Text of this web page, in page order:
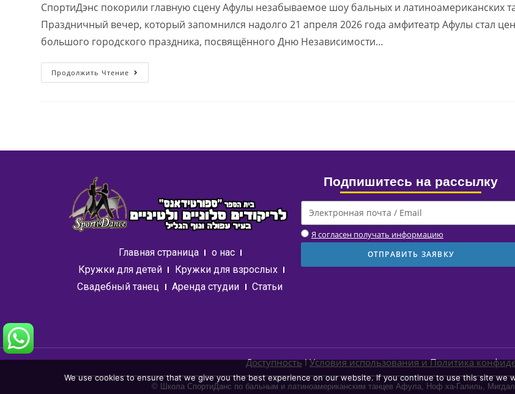
СпортиДэнс покорили главную сцену Афулы незабываемое шоу бальных и латиноамериканских
Праздничный вечер, который запомнился надолго 21 апреля 2026 года амфитеатр Афулы стал
большого городского праздника, посвящённого Дню Независимости…
Продолжить Чтение
Главная страница
о нас
Кружки для детей
Кружки для взрослых
Свадебный танец
Аренда студии Статьи
Подпишитесь на рассылку
Я согласен получать информацию
ОТПРАВИТЬ ЗАЯВКУ
ДоступностьIУсловия использования и Политика
© Школа СпортиДанс по бальным и латиноамериканским танцев Афула, Ноф ха-Галиль,
We use cookies to ensure that we give you the best experience on our website. If you continue to use this site we